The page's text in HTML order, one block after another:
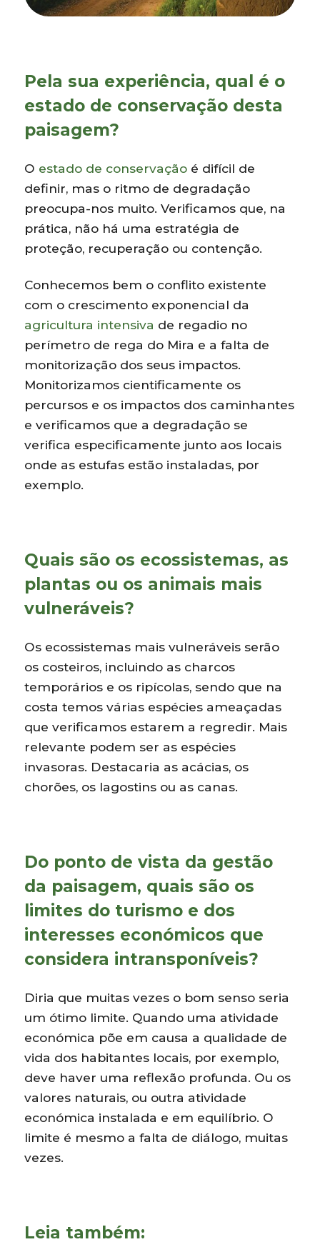
Pela sua experiência, qual é o
estado de conservação desta
paisagem?
O estado de conservação é difícil de
definir, mas o ritmo de degradação
preocupa-nos muito. Verificamos que, na
prática, não há uma estratégia de
proteção, recuperação ou contenção.
Conhecemos bem o conflito existente
com o crescimento exponencial da
agricultura intensiva de regadio no
perímetro de rega do Mira e a falta de
monitorização dos seus impactos.
Monitorizamos cientificamente os
percursos e os impactos dos caminhantes
e verificamos que a degradação se
verifica especificamente junto aos locais
onde as estufas estão instaladas, por
exemplo.
Quais são os ecossistemas, as
plantas ou os animais mais
vulneráveis?
Os ecossistemas mais vulneráveis serão
os costeiros, incluindo as charcos
temporários e os ripícolas, sendo que na
costa temos várias espécies ameaçadas
que verificamos estarem a regredir. Mais
relevante podem ser as espécies
invasoras. Destacaria as acácias, os
chorões, os lagostins ou as canas.
Do ponto de vista da gestão
da paisagem, quais são os
limites do turismo e dos
interesses económicos que
considera intransponíveis?
Diria que muitas vezes o bom senso seria
um ótimo limite. Quando uma atividade
económica põe em causa a qualidade de
vida dos habitantes locais, por exemplo,
deve haver uma reflexão profunda. Ou os
valores naturais, ou outra atividade
económica instalada e em equilíbrio. O
limite é mesmo a falta de diálogo, muitas
vezes.
Leia também: